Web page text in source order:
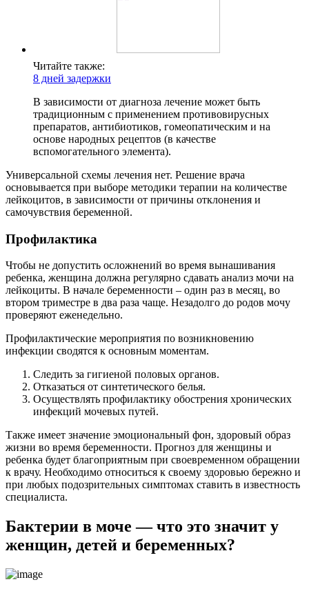
Читайте также:
8 дней задержки
В зависимости от диагноза лечение может быть
традиционным с применением противовирусных
препаратов, антибиотиков, гомеопатическим и на
основе народных рецептов (в качестве
вспомогательного элемента).
Универсальной схемы лечения нет. Решение врача
основывается при выборе методики терапии на количестве
лейкоцитов, в зависимости от причины отклонения и
самочувствия беременной.
Профилактика
Чтобы не допустить осложнений во время вынашивания
ребенка, женщина должна регулярно сдавать анализ мочи на
лейкоциты. В начале беременности – один раз в месяц, во
втором триместре в два раза чаще. Незадолго до родов мочу
проверяют еженедельно.
Профилактические мероприятия по возникновению
инфекции сводятся к основным моментам.
Следить за гигиеной половых органов.
Отказаться от синтетического белья.
Осуществлять профилактику обострения хронических
инфекций мочевых путей.
Также имеет значение эмоциональный фон, здоровый образ
жизни во время беременности. Прогноз для женщины и
ребенка будет благоприятным при своевременном обращении
к врачу. Необходимо относиться к своему здоровью бережно и
при любых подозрительных симптомах ставить в известность
специалиста.
Бактерии в моче — что это значит у
женщин, детей и беременных?